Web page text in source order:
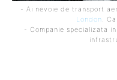
- Ai nevoie de transport
London .
- Companie specializata